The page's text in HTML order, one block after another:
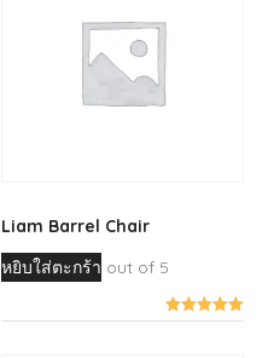
Liam Barrel Chair
was:
หยิบใส่ตะกร้า out of 5